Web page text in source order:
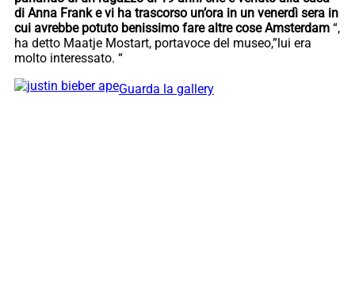
di Anna Frank e vi ha trascorso un’ora in un venerdì sera in
cui avrebbe potuto benissimo fare altre cose Amsterdam “,
ha detto Maatje Mostart, portavoce del museo,”lui era
molto interessato. “
Guarda la gallery